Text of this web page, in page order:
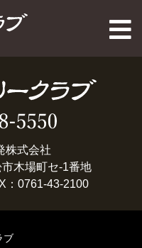
株式会社
木場町セ-1番地
0761-43-2100
ブ